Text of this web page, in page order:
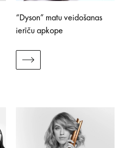
“Dyson” matu veidošanas
ierīču apkope